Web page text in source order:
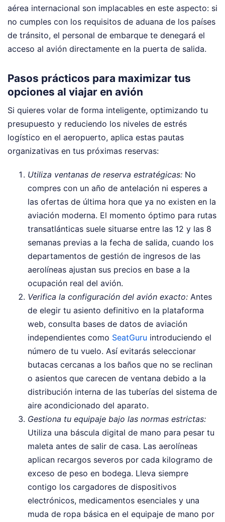
aérea internacional son implacables en este aspecto: si
no cumples con los requisitos de aduana de los países
de tránsito, el personal de embarque te denegará el
acceso al avión directamente en la puerta de salida.
Pasos prácticos para maximizar tus
opciones al viajar en avión
Si quieres volar de forma inteligente, optimizando tu
presupuesto y reduciendo los niveles de estrés
logístico en el aeropuerto, aplica estas pautas
organizativas en tus próximas reservas:
Utiliza ventanas de reserva estratégicas: No
compres con un año de antelación ni esperes a
las ofertas de última hora que ya no existen en la
aviación moderna. El momento óptimo para rutas
transatlánticas suele situarse entre las 12 y las 8
semanas previas a la fecha de salida, cuando los
departamentos de gestión de ingresos de las
aerolíneas ajustan sus precios en base a la
ocupación real del avión.
Verifica la configuración del avión exacto: Antes
de elegir tu asiento definitivo en la plataforma
web, consulta bases de datos de aviación
independientes como SeatGuru introduciendo el
número de tu vuelo. Así evitarás seleccionar
butacas cercanas a los baños que no se reclinan
o asientos que carecen de ventana debido a la
distribución interna de las tuberías del sistema de
aire acondicionado del aparato.
Gestiona tu equipaje bajo las normas estrictas:
Utiliza una báscula digital de mano para pesar tu
maleta antes de salir de casa. Las aerolíneas
aplican recargos severos por cada kilogramo de
exceso de peso en bodega. Lleva siempre
contigo los cargadores de dispositivos
electrónicos, medicamentos esenciales y una
muda de ropa básica en el equipaje de mano por